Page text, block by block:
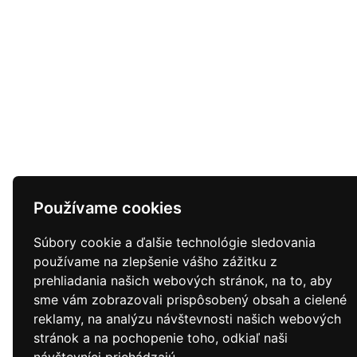
Používame cookies
Súbory cookie a ďalšie technológie sledovania
používame na zlepšenie vášho zážitku z
prehliadania našich webových stránok, na to, aby
sme vám zobrazovali prispôsobený obsah a cielené
reklamy, na analýzu návštevnosti našich webových
stránok a na pochopenie toho, odkiaľ naši